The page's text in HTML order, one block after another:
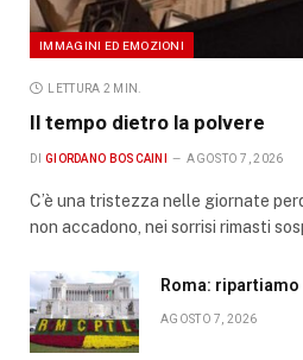
IMMAGINI ED EMOZIONI
LETTURA 2 MIN.
Il tempo dietro la polvere
DI GIORDANO BOSCAINI AGOSTO 7, 2026
C’è una tristezza nelle giornate
non accadono, nei sorrisi rimasti
Roma:
AGOSTO 7, 2026